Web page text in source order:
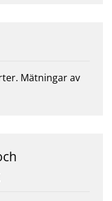
Mätningar av